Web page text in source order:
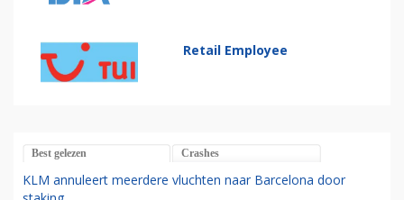
Retail Employee
Best gelezen Crashes
KLM annuleert meerdere vluchten naar Barcelona door